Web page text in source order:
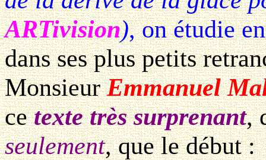
ARTivision), on étudie
dans ses plus petits
MonsieurEmmanuel
cetexte très surprenant,
seulement, que le début :